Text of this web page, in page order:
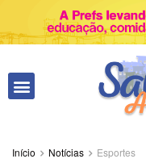
Início Notícias Esportes